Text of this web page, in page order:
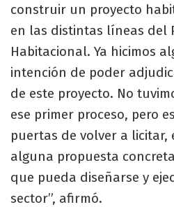
construir un proyecto
en las distintas líneas del
Habitacional. Ya hicimos
intención de poder
de este proyecto. No
ese primer proceso, pero
puertas de volver a licitar,
alguna propuesta
que pueda diseñarse y
sector”, afirmó.